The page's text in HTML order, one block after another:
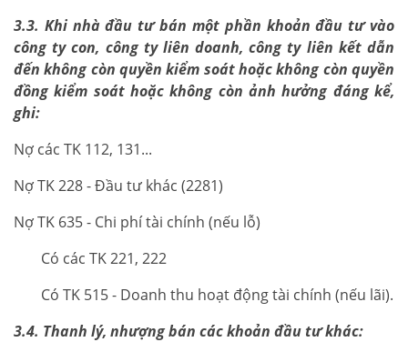
3.3. Khi nhà đầu tư bán một phần khoản đầu tư vào
công ty con, công ty liên doanh, công ty liên kết dẫn
đến không còn quyền kiểm soát hoặc không còn quyền
đồng kiểm soát hoặc không còn ảnh hưởng đáng kể,
ghi:
Nợ các TK 112, 131...
Nợ TK 228 - Đầu tư khác (2281)
Nợ TK 635 - Chi phí tài chính (nếu lỗ)
Có các TK 221, 222
Có TK 515 - Doanh thu hoạt động tài chính (nếu lãi).
3.4. Thanh lý, nhượng bán các khoản đầu tư khác: